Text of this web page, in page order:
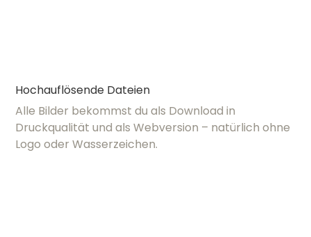
Hochauflösende Dateien
Alle Bilder bekommst du als Download in
Druckqualität und als Webversion – natürlich ohne
Logo oder Wasserzeichen.